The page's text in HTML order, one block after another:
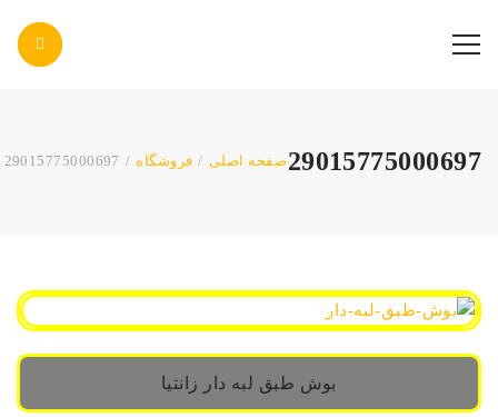
29015775000697 صفحه اصلی / فروشگاه /
29015775000697
بوش طبق لبه دار زانتیا